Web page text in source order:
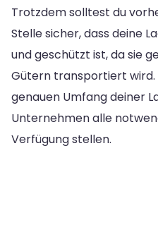
Trotzdem solltest du
Stelle sicher, dass deine
und geschützt ist, da sie
Gütern transportiert
genauen Umfang deiner
Unternehmen alle
Verfügung stellen.